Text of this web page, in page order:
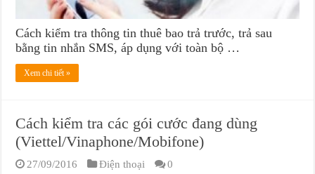
Cách kiểm tra thông tin thuê bao trả trước, trả sau
bằng tin nhắn SMS, áp dụng với toàn bộ …
Xem chi tiết »
Cách kiểm tra các gói cước đang dùng
(Viettel/Vinaphone/Mobifone)
27/09/2016 Điện thoại 0